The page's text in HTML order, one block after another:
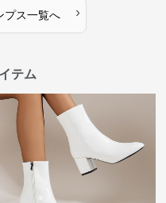
プス一覧へ ›
テム